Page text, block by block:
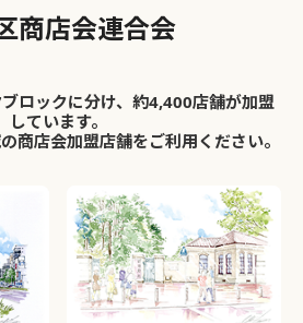
商店会連合会
ロックに分け、約4,400店舗が加盟
しています。
商店会加盟店舗をご利用ください。